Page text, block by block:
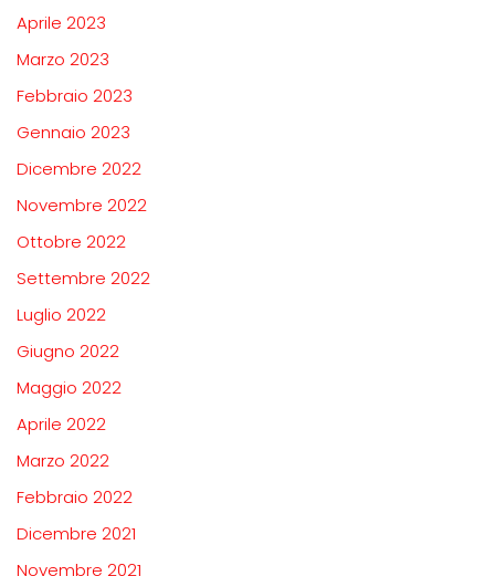
Aprile 2023
Marzo 2023
Febbraio 2023
Gennaio 2023
Dicembre 2022
Novembre 2022
Ottobre 2022
Settembre 2022
Luglio 2022
Giugno 2022
Maggio 2022
Aprile 2022
Marzo 2022
Febbraio 2022
Dicembre 2021
Novembre 2021